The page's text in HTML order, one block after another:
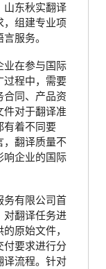
山东秋实翻译
，组建专业项
服务。
业在参与国际
过程中，需要
合同、产品资
件对于翻译准
有着不同要
，翻译质量不
响企业的国际
务有限公司首
对翻译任务进
原始文件，
付要求进行分
译流程。针对